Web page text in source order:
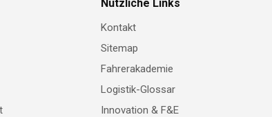
Nützliche Links
Kontakt
Sitemap
Fahrerakademie
Logistik-Glossar
Innovation & F&E